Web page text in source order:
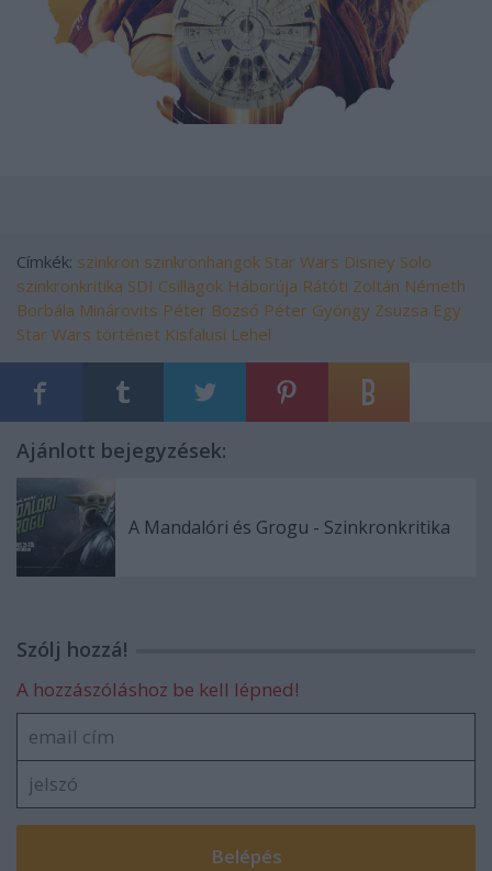
Címkék: szinkron szinkronhangok Star Wars Disney Solo
szinkronkritika SDI Csillagok Háborúja Rátóti Zoltán Németh
Borbála Minárovits Péter Bozsó Péter Gyöngy Zsuzsa Egy
Star Wars történet Kisfalusi Lehel
Ajánlott bejegyzések:
A Mandalóri és Grogu - Szinkronkritika
Szólj hozzá!
A hozzászóláshoz be kell lépned!